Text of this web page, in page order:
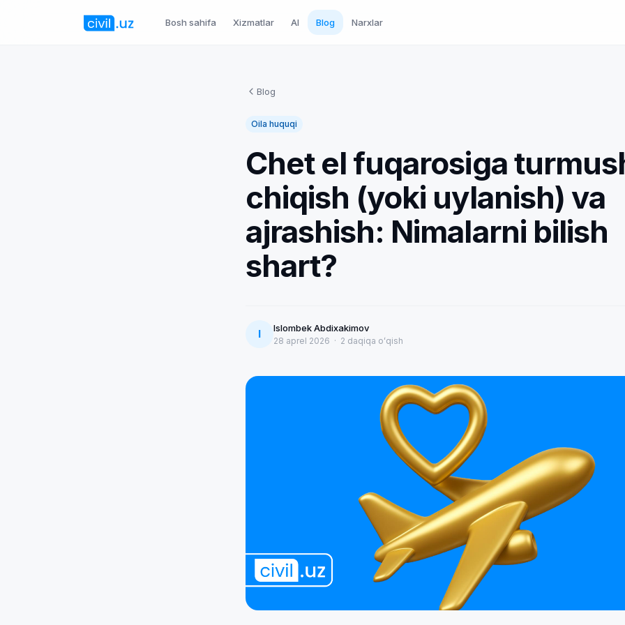
Bosh sahifa Xizmatlar AI Blog Narxlar
Blog
Oila huquqi
Chet el fuqarosiga
chiqish (yoki uylanish) va
ajrashish: Nimalarni bilish
shart?
I Islombek Abdixakimov
28 aprel 2026 · 2 daqiqa oʻqish